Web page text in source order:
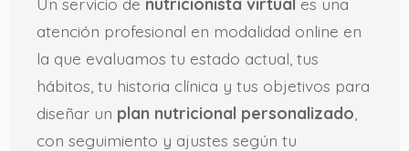
atención profesional en modalidad online en
la que evaluamos tu estado actual, tus
hábitos, tu historia clínica y tus objetivos para
diseñar un plan nutricional personalizado
con seguimiento y ajustes según tu